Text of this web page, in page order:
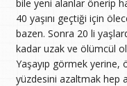
bile yeni alanlar önerip
40 yaşını geçtiği için
bazen. Sonra 20 li
kadar uzak ve ölümcül
Yaşayıp görmek yerine,
yüzdesini azaltmak hep